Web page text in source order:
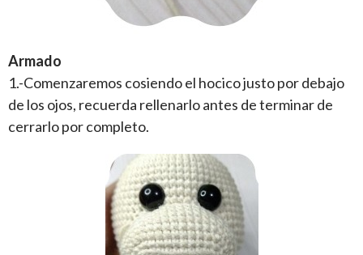
Armado
1.-Comenzaremos cosiendo el hocico justo por debajo
de los ojos, recuerda rellenarlo antes de terminar de
cerrarlo por completo.